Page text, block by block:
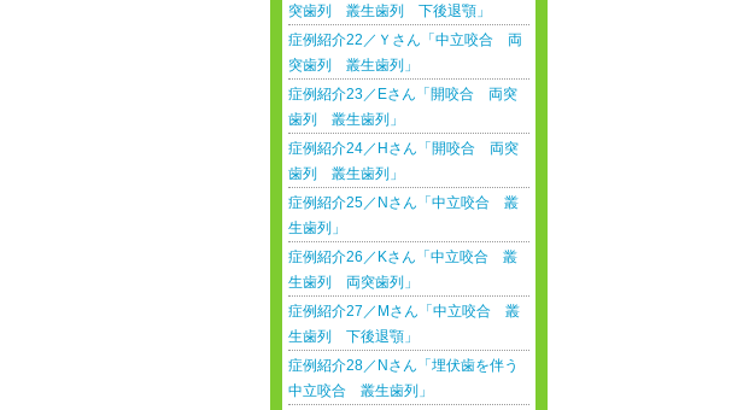
突歯列 叢生歯列 下後退顎」
症例紹介22／Ｙさん「中立咬合 両
突歯列 叢生歯列」
症例紹介23／Eさん「開咬合 両突
歯列 叢生歯列」
症例紹介24／Hさん「開咬合 両突
歯列 叢生歯列」
症例紹介25／Nさん「中立咬合 叢
生歯列」
症例紹介26／Kさん「中立咬合 叢
生歯列 両突歯列」
症例紹介27／Mさん「中立咬合 叢
生歯列 下後退顎」
症例紹介28／Nさん「埋伏歯を伴う
中立咬合 叢生歯列」